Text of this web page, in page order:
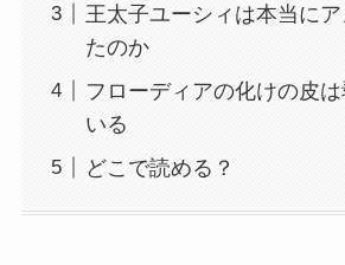
王太子ユーシィは本当に
たのか
フローディアの化けの皮
いる
どこで読める？